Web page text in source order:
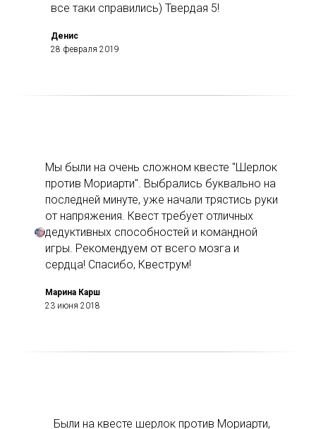
все таки справились) Твердая 5!
Денис
28 февраля 2019
Мы были на очень сложном квесте "Шерлок
против Мориарти". Выбрались буквально на
последней минуте, уже начали трястись руки
от напряжения. Квест требует отличных
дедуктивных способностей и командной
игры. Рекомендуем от всего мозга и
сердца! Спасибо, Квеструм!
Марина Карш
23 июня 2018
Были на квесте шерлок против Мориарти,